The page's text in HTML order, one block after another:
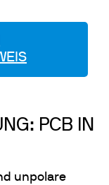
PCB IN
unpolare